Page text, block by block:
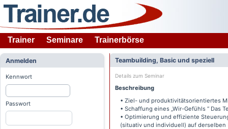
Trainer Seminare Trainerbörse
Anmelden
Kennwort
Passwort
Teambuilding, Basic und speziell
Details zum Seminar
Beschreibung
• Ziel- und produktivitätsorientiertes
• Schaffung eines „Wir-Gefühls “ Das
• Optimierung und effiziente
(situativ und individuell) auf derselben